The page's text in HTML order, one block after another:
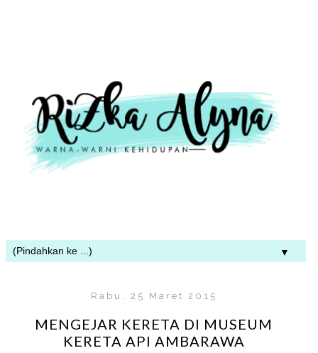
▼
Rabu, 25 Maret 2015
MENGEJAR KERETA DI MUSEUM
KERETA API AMBARAWA